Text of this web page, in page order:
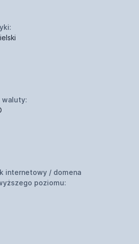
waluty:
internetowy / domena
poziomu: